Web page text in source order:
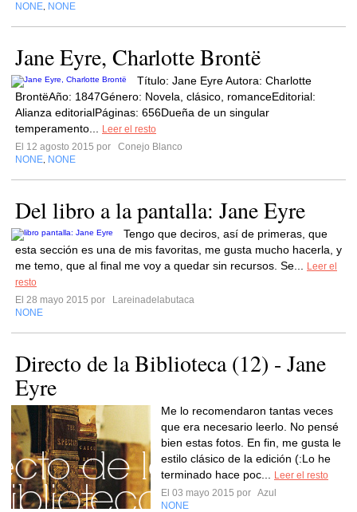
NONE NONE
Jane Eyre, Charlotte Brontë
Título: Jane Eyre Autora: Charlotte
BrontëAño: 1847Género: Novela, clásico, romanceEditorial:
Alianza editorialPáginas: 656Dueña de un singular
temperamento...
Leer el resto
El 12 agosto 2015 por
Conejo Blanco
NONE NONE
Del libro a la pantalla: Jane Eyre
Tengo que deciros, así de primeras, que
esta sección es una de mis favoritas, me gusta mucho hacerla, y
me temo, que al final me voy a quedar sin recursos. Se...
Leer el
resto
El 28 mayo 2015 por
Lareinadelabutaca
NONE
Directo de la Biblioteca (12) - Jane
Eyre
Me lo recomendaron tantas veces
que era necesario leerlo. No pensé
bien estas fotos. En fin, me gusta le
estilo clásico de la edición (:Lo he
terminado hace poc...
Leer el resto
El 03 mayo 2015 por Azul
NONE